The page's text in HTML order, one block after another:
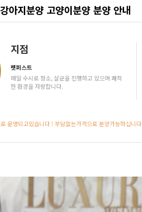
아지분양 고양이분양 분양 안내
지점
펫퍼스트
매일 수시로 청소, 살균을 진행하고 있으며 쾌적
한 환경을 자랑합니다.
운영되고있습니다 ! 부담없는가격으로 분양가능하십니다